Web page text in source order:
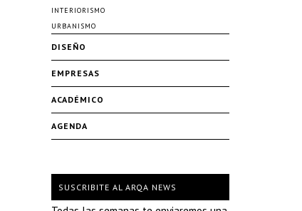
INTERIORISMO
URBANISMO
DISEÑO
EMPRESAS
ACADÉMICO
AGENDA
SUSCRIBITE AL ARQA NEWS